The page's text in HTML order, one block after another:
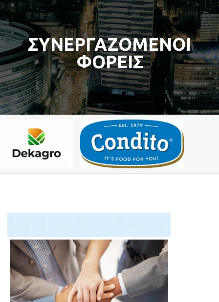
ΣΥΝΕΡΓΑΖΟΜΕΝΟΙ
ΦΟΡΕΙΣ